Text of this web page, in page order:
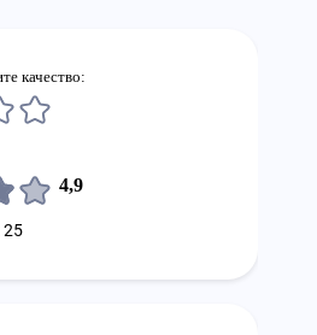
качество:
4,9
25